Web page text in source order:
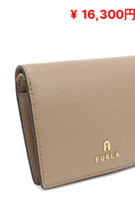
¥ 16,300円